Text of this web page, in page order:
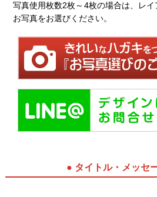
写真使用枚数2枚～4枚の場合は、レ
お写真をお選びください。
● タイトル・メッセ